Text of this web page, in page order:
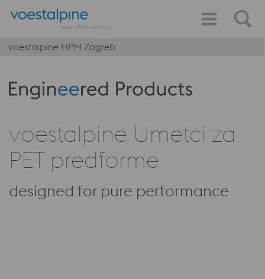
voestalpine HPM Zagreb
Produktkategorie: Engineered Products
voestalpine Umetci za
PET predforme
designed for pure performance